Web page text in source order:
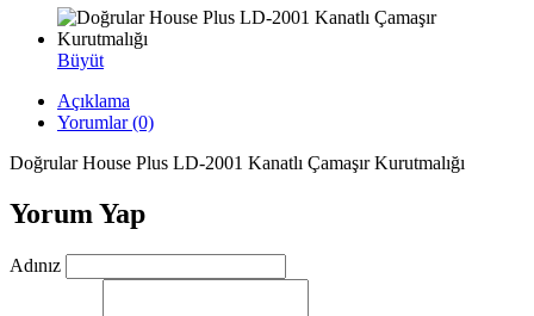
Büyüt
Açıklama
Yorumlar (0)
Doğrular House Plus LD-2001 Kanatlı Çamaşır Kurutmalığı
Yorum Yap
Adınız